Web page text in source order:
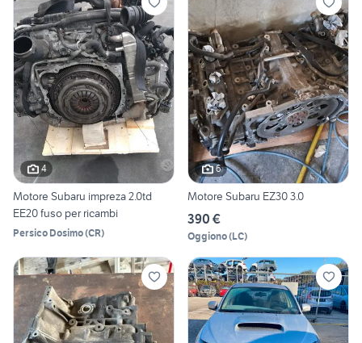
4
Motore Subaru impreza 2.0td
EE20 fuso per ricambi
Persico Dosimo(CR)
6
Motore Subaru EZ30 3.0
390 €
Oggiono(LC)